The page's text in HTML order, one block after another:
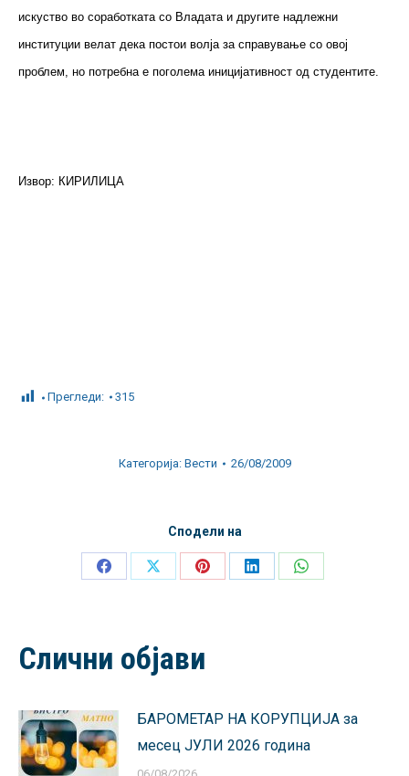
искуство во соработката со Владата и другите надлежни
институции велат дека постои волја за справување со овој
проблем, но потребна е поголема иницијативност од студентите.
Извор: КИРИЛИЦА
Прегледи: 315
Категорија: Вести 26/08/2009
Сподели на
Share
Share
Share
Share
Share
Слични објави
БАРОМЕТАР НА КОРУПЦИЈА за
месец ЈУЛИ 2026 година